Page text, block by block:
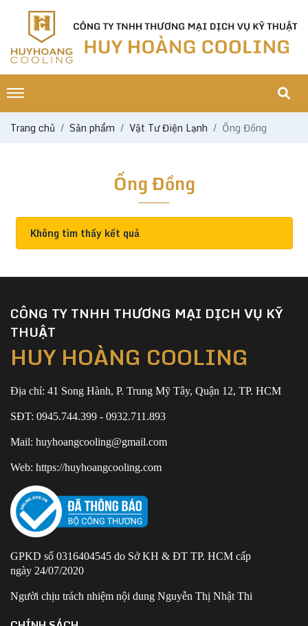
Trang chủ Sản phẩm Vật Tư Điện Lạnh Ống Đồng
Ống Đồng
Không tìm thấy kết quả
CÔNG TY TNHH THƯƠNG MẠI DỊCH VỤ KỸ
THUẬT
HUY HOÀNG COOLING
Địa chỉ: 41 Song Hành, P. Trung Mỹ Tây, Quận 12, TP. HCM
SĐT: 0945.744.399 - 0932.711.893
Mail: huyhoangcooling@gmail.com
Web: https://huyhoangcooling.com
GPKD số 0316404545 do Sở KH & ĐT TP. HCM cấp
ngày 24/07/2020
Người chịu trách nhiệm nội dung Nguyễn Thị Nhật Thi